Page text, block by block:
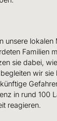
unsere lokalen
Familien
sie dabei,
wir
in rund 100
reagieren.